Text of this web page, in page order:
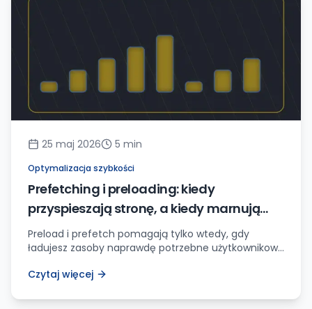
25 maj 2026 5 min
Optymalizacja szybkości
Prefetching i preloading: kiedy
przyspieszają stronę, a kiedy marnują
transfer
Preload i prefetch pomagają tylko wtedy, gdy
ładujesz zasoby naprawdę potrzebne użytkownikowi.
Czytaj więcej